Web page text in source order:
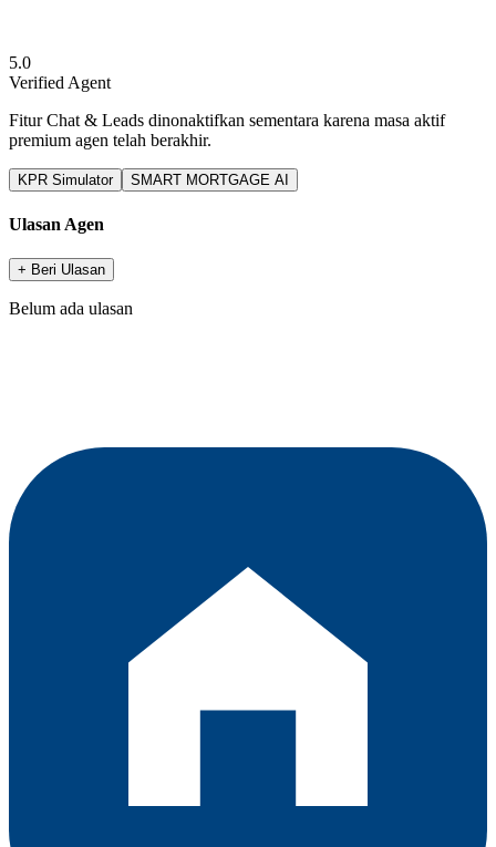
5.0
Verified Agent
Fitur Chat & Leads dinonaktifkan sementara karena masa aktif
premium agen telah berakhir.
KPR Simulator SMART MORTGAGE AI
Ulasan Agen
+ Beri Ulasan
Belum ada ulasan